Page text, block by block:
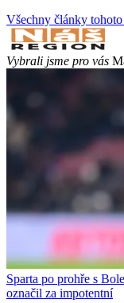
Všechny články
Vybrali jsme pro vás
Sparta po prohře s
označil za impotentní